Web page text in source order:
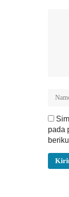
pada